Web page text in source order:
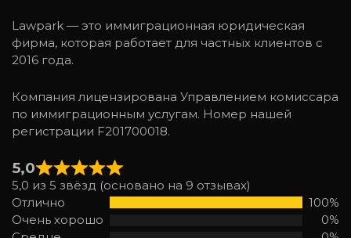
Lawpark — это иммиграционная юридическая
фирма, которая работает для частных клиентов с
2016 года.
Компания лицензирована Управлением комиссара
по иммиграционным услугам. Номер нашей
регистрации F201700018.
5,0
5,0 из 5 звёзд (основано на 9 отзывах)
Отлично
100%
Очень хорошо
0%